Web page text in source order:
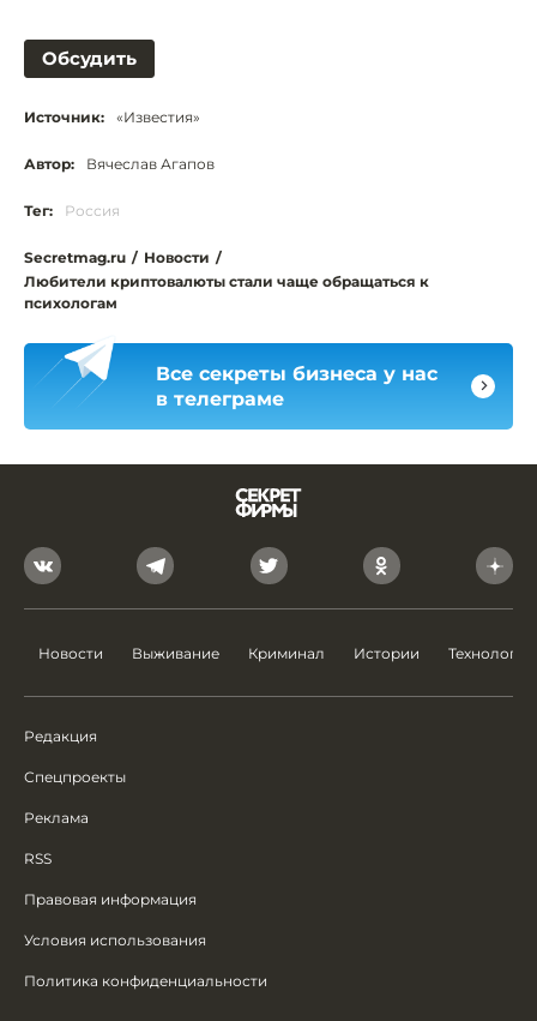
Обсудить
Источник: «Известия»
Автор: Вячеслав Агапов
Тег: Россия
Secretmag.ru / Новости /
Любители криптовалюты стали чаще обращаться к
психологам
Все секреты бизнеса у нас
в телеграме
Новости Выживание Криминал Истории Технологии
Редакция
Спецпроекты
Реклама
RSS
Правовая информация
Условия использования
Политика конфиденциальности